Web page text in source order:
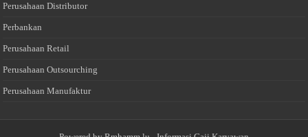
Perusahaan Distributor
Perbankan
Perusahaan Retail
Perusahaan Outsourching
Perusahaan Manufaktur